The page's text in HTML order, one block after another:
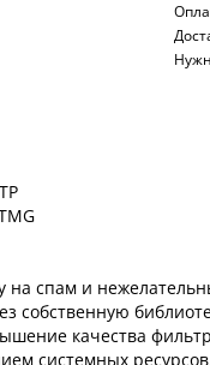
на спам и
собственную
качества
системных